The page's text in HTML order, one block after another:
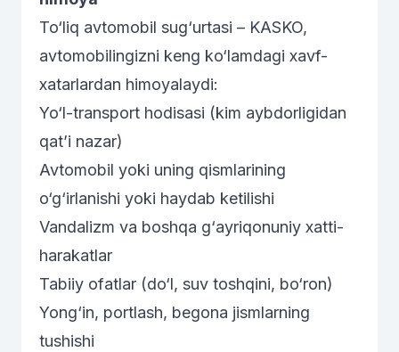
To‘liq avtomobil sug‘urtasi – KASKO,
avtomobilingizni keng ko‘lamdagi xavf-
xatarlardan himoyalaydi:
Yo‘l-transport hodisasi (kim aybdorligidan
qat’i nazar)
Avtomobil yoki uning qismlarining
o‘g‘irlanishi yoki haydab ketilishi
Vandalizm va boshqa g‘ayriqonuniy xatti-
harakatlar
Tabiiy ofatlar (do‘l, suv toshqini, bo‘ron)
Yong‘in, portlash, begona jismlarning
tushishi